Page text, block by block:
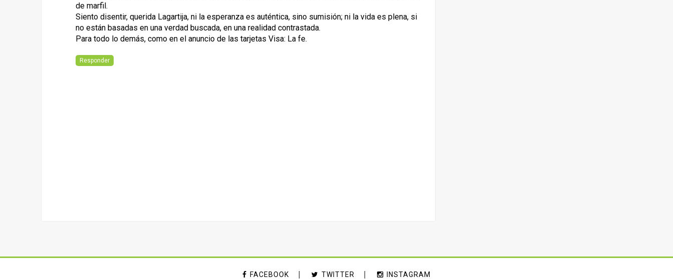
de marfil.
Siento disentir, querida Lagartija, ni la esperanza es auténtica, sino sumisión; ni la vida es plena, si
no están basadas en una verdad buscada, en una realidad contrastada.
Para todo lo demás, como en el anuncio de las tarjetas Visa: La fe.
Responder
FACEBOOK TWITTER INSTAGRAM